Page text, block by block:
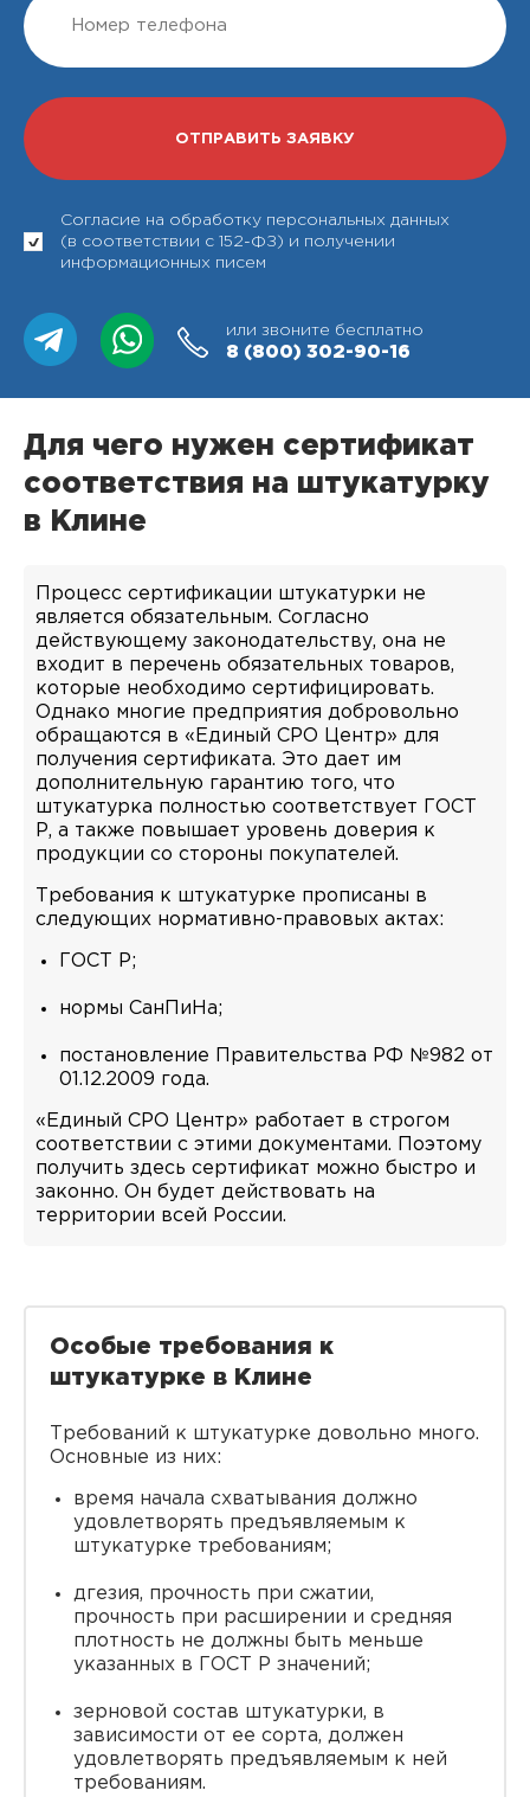
Согласие на обработку персональных данных
(в соответствии с 152-ФЗ) и получении
информационных писем
или звоните бесплатно
8 (800) 302-90-16
Для чего нужен сертификат
соответствия на штукатурку
в Клине
Процесс сертификации штукатурки не
является обязательным. Согласно
действующему законодательству, она не
входит в перечень обязательных товаров,
которые необходимо сертифицировать.
Однако многие предприятия добровольно
обращаются в «Единый СРО Центр» для
получения сертификата. Это дает им
дополнительную гарантию того, что
штукатурка полностью соответствует ГОСТ
Р, а также повышает уровень доверия к
продукции со стороны покупателей.
Требования к штукатурке прописаны в
следующих нормативно-правовых актах:
ГОСТ Р;
нормы СанПиНа;
постановление Правительства РФ №982 от
01.12.2009 года.
«Единый СРО Центр» работает в строгом
соответствии с этими документами. Поэтому
получить здесь сертификат можно быстро и
законно. Он будет действовать на
территории всей России.
Особые требования к
штукатурке в Клине
Требований к штукатурке довольно много.
Основные из них:
время начала схватывания должно
удовлетворять предъявляемым к
штукатурке требованиям;
дгезия, прочность при сжатии,
прочность при расширении и средняя
плотность не должны быть меньше
указанных в ГОСТ Р значений;
зерновой состав штукатурки, в
зависимости от ее сорта, должен
удовлетворять предъявляемым к ней
требованиям.